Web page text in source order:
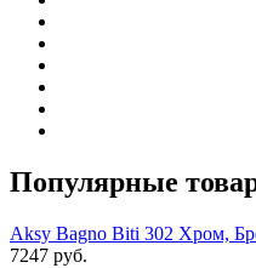
Популярные
Aksy Bagno Biti 302 Хром,
7247 руб.